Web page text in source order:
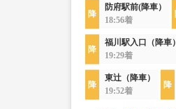
防府駅前(降車）
18:56着
福川駅入口（降車）
19:29着
東辻（降車）
19:52着